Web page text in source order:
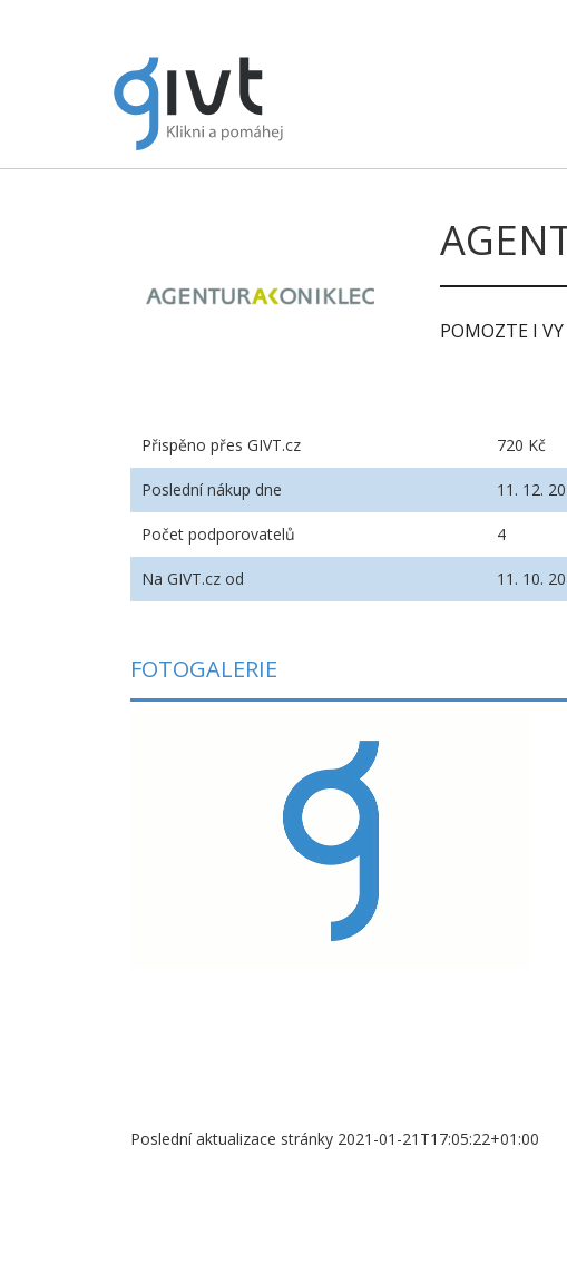
POMOZTE I VY
Přispěno přes GIVT.cz 720 Kč
Poslední nákup dne 11. 12.
Počet podporovatelů 4
Na GIVT.cz od 11. 10.
FOTOGALERIE
Poslední aktualizace stránky 2021-01-21T17:05:22+01:00